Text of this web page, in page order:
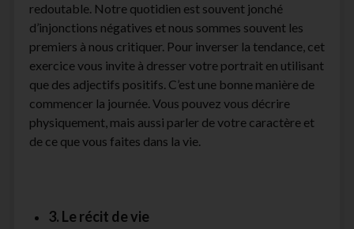
redoutable. Notre quotidien est souvent jonché
d’injonctions négatives et nous sommes souvent les
premiers à nous critiquer. Pour inverser la tendance, cet
exercice vous invite à dresser votre portrait en utilisant
que des adjectifs positifs. C’est une bonne manière de
commencer la journée. Vous pouvez vous décrire
physiquement, mais aussi parler de votre caractère et
de ce que vous faites dans la vie.
3. Le récit de vie